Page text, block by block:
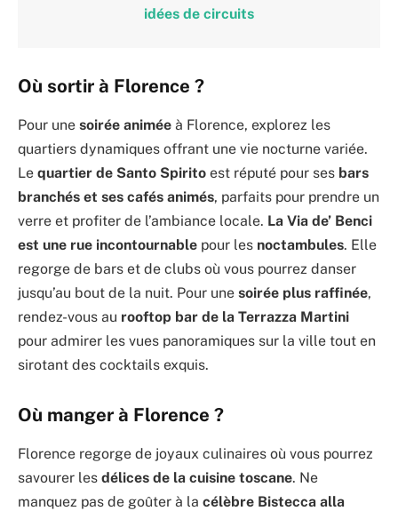
idées de circuits
Où sortir à Florence ?
Pour une soirée animée à Florence, explorez les
quartiers dynamiques offrant une vie nocturne variée.
Le quartier de Santo Spirito est réputé pour ses bars
branchés et ses cafés animés, parfaits pour prendre un
verre et profiter de l’ambiance locale. La Via de’ Benci
est une rue incontournable pour les noctambules. Elle
regorge de bars et de clubs où vous pourrez danser
jusqu’au bout de la nuit. Pour une soirée plus raffinée,
rendez-vous au rooftop bar de la Terrazza Martini
pour admirer les vues panoramiques sur la ville tout en
sirotant des cocktails exquis.
Où manger à Florence ?
Florence regorge de joyaux culinaires où vous pourrez
savourer les délices de la cuisine toscane. Ne
manquez pas de goûter à la célèbre Bistecca alla